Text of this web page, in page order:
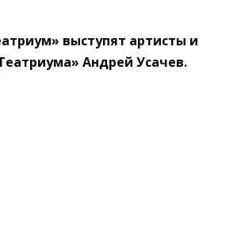
выступят артисты и
Андрей Усачев.